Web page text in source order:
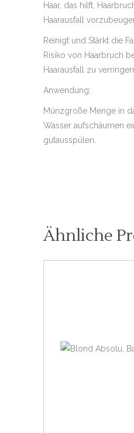
Haar, das hilft,
Haarausfall
Reinigt und Stärkt die
Risiko von Haarbruch
Haarausfall zu
Anwendung:
Münzgroße Menge in
Wasser aufschäumen
gutausspülen.
Ähnliche